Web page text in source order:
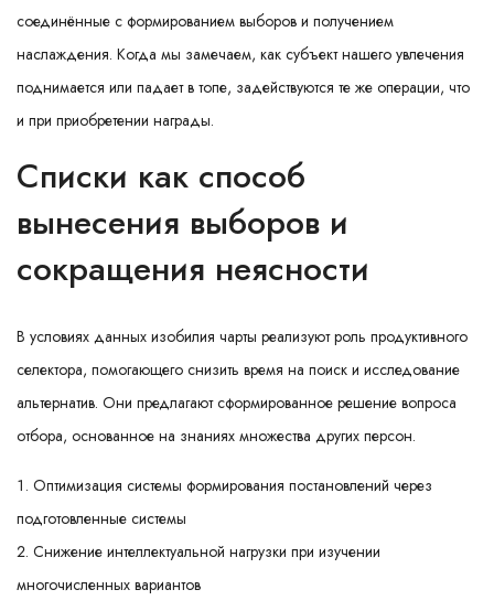
соединённые с формированием выборов и получением
наслаждения. Когда мы замечаем, как субъект нашего увлечения
поднимается или падает в топе, задействуются те же операции, что
и при приобретении награды.
Списки как способ
вынесения выборов и
сокращения неясности
В условиях данных изобилия чарты реализуют роль продуктивного
селектора, помогающего снизить время на поиск и исследование
альтернатив. Они предлагают сформированное решение вопроса
отбора, основанное на знаниях множества других персон.
Оптимизация системы формирования постановлений через
подготовленные системы
Снижение интеллектуальной нагрузки при изучении
многочисленных вариантов